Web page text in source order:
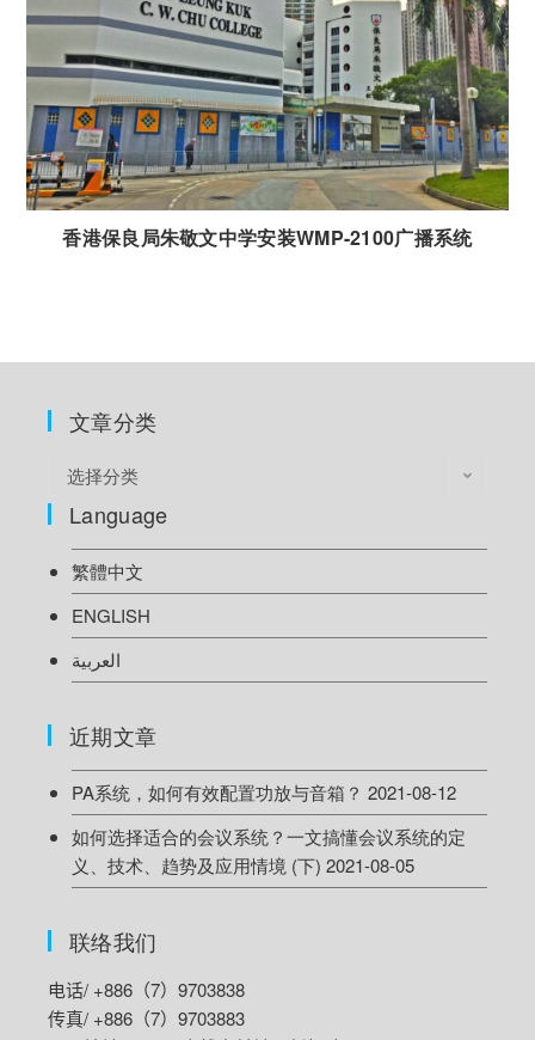
香港保良局朱敬文中学安装WMP-2100广播系统
文章分类
选择分类
Language
繁體中文
ENGLISH
العربية
近期文章
PA系统，如何有效配置功放与音箱？ 2021-08-12
如何选择适合的会议系统？一文搞懂会议系统的定
义、技术、趋势及应用情境 (下) 2021-08-05
联络我们
电话/ +886（7）9703838
传真/ +886（7）9703883